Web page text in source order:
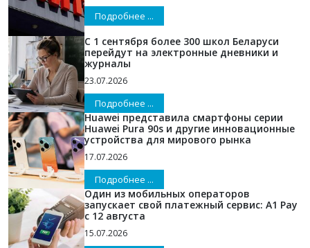
Подробнее ...
С 1 сентября более 300 школ Беларуси
перейдут на электронные дневники и
журналы
23.07.2026
Подробнее ...
Huawei представила смартфоны серии
Huawei Pura 90s и другие инновационные
устройства для мирового рынка
17.07.2026
Подробнее ...
Один из мобильных операторов
запускает свой платежный сервис: A1 Pay
с 12 августа
15.07.2026